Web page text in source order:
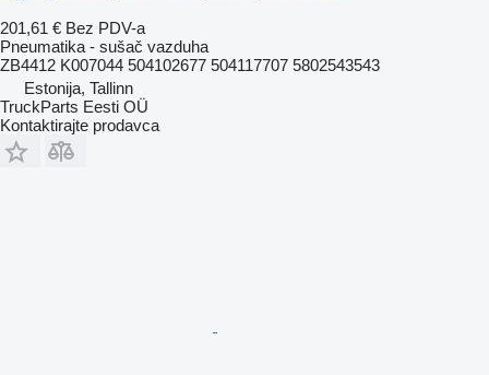
201,61 € Bez PDV-a
Pneumatika - sušač vazduha
ZB4412 K007044 504102677 504117707 5802543543
Estonija, Tallinn
TruckParts Eesti OÜ
Kontaktirajte prodavca